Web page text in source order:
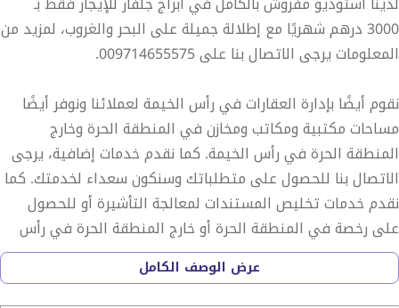
3000 درهم شهريًا مع إطلالة جميلة على البحر والغروب، لمزيد من
المعلومات يرجى الاتصال بنا على 009714655575.
نقوم أيضًا بإدارة العقارات في رأس الخيمة لعملائنا ونوفر أيضًا
مساحات مكتبية ومكاتب ومخازن في المنطقة الحرة وخارج
المنطقة الحرة في رأس الخيمة. كما نقدم خدمات إضافية، يرجى
الاتصال بنا للحصول على متطلباتك وسنكون سعداء لخدمتك. كما
نقدم خدمات تخليص المستندات لمعالجة التأشيرة أو للحصول
على رخصة في المنطقة الحرة أو خارج المنطقة الحرة في رأس
الخيمة. يرجى فقط الاتصال بنا في أي وقت وسنوجهك لكل شيء
لإنشاء مشروعك التجاري الجديد في رأس الخيمة.
عرض الوصف الكامل